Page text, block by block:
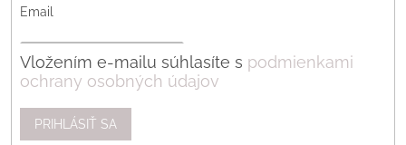
Email
Vložením e-mailu súhlasíte s podmienkami
ochrany osobných údajov
PRIHLÁSIŤ SA